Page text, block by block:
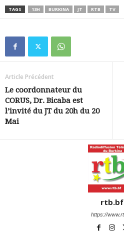
TAGS 13H BURKINA JT RTB TV
Article Précédent
Le coordonnateur du
CORUS, Dr. Bicaba est
l’invité du JT du 20h du 20
Mai
rtb.bf
https://